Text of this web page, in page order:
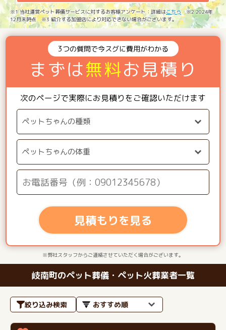
※1 当社運営ペット葬儀サービスに対するお客様アンケート：詳細はこちら ※2 2024年
12月末時点 ※3 紹介する加盟店により対応できない場合がございます。
3つの質問で今スグに費用がわかる
まずは無料お見積り
次のページで実際にお見積りをご確認いただけます
見積もりを見る
※弊社スタッフからご連絡させていただく場合がございます。
岐南町のペット葬儀・ペット火葬業者一覧
絞り込み検索